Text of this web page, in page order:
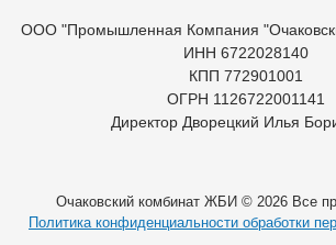
ООО "Промышленная Компания
ИНН 6722028140
КПП 772901001
ОГРН 1126722001141
Директор Дворецкий Илья
Очаковский комбинат ЖБИ © 2026 Все
Политика конфиденциальности обработки